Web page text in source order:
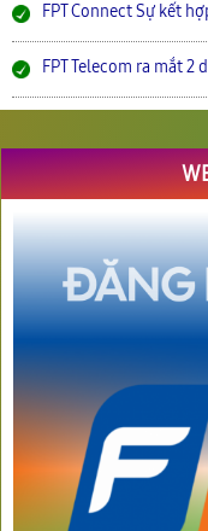
FPT Connect Sự kết
FPT Telecom ra mắt